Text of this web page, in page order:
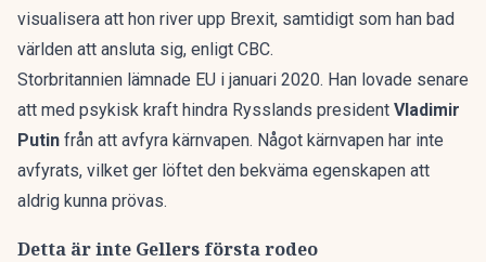
visualisera att hon river upp Brexit, samtidigt som han bad
världen att ansluta sig, enligt CBC.
Storbritannien lämnade EU i januari 2020. Han lovade senare
att med psykisk kraft hindra Rysslands president Vladimir
Putin från att avfyra kärnvapen. Något kärnvapen har inte
avfyrats, vilket ger löftet den bekväma egenskapen att
aldrig kunna prövas.
Detta är inte Gellers första rodeo